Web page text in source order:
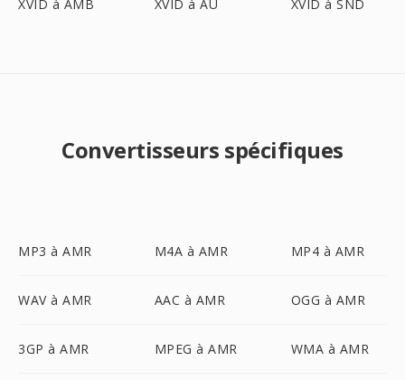
XVID à AMB XVID à AU XVID à SND
Convertisseurs spécifiques
MP3 à AMR M4A à AMR MP4 à AMR
WAV à AMR AAC à AMR OGG à AMR
3GP à AMR MPEG à AMR WMA à AMR